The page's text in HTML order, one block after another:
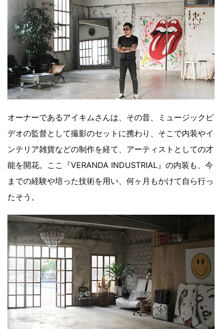
オーナーであるアイキムさんは、その昔、ミュージックビ
デオの監督として撮影のセットに携わり、そこで内装やイ
ンテリア雑貨などの制作を経て、アーティストとしての才
能を開花。ここ『VERANDA INDUSTRIAL』の内装も、今
までの経験や培った技術を用い、何ヶ月もかけて自ら行っ
たそう。